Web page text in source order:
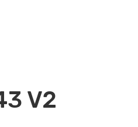
V2